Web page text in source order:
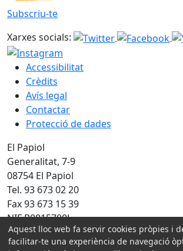
Subscriu-te
Xarxes socials:
Accessibilitat
Crèdits
Avís legal
Contactar
Protecció de dades
El Papiol
Generalitat, 7-9
08754 El Papiol
Tel. 93 673 02 20
Fax 93 673 15 39
NIF P0815700J
Amb la col·laboració de:
Aquest lloc web fa servir cookies pròpies i
facilitar-te una experiència de navegació